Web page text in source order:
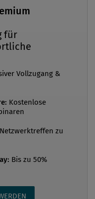
für
Vollzugang &
Kostenlose
zu
Bis zu 50%